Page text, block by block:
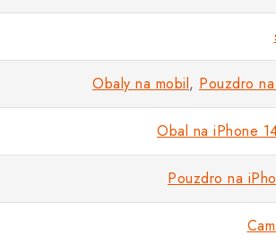
Obaly na mobil, Pouzdro
Obal na iPhone
Pouzdro na